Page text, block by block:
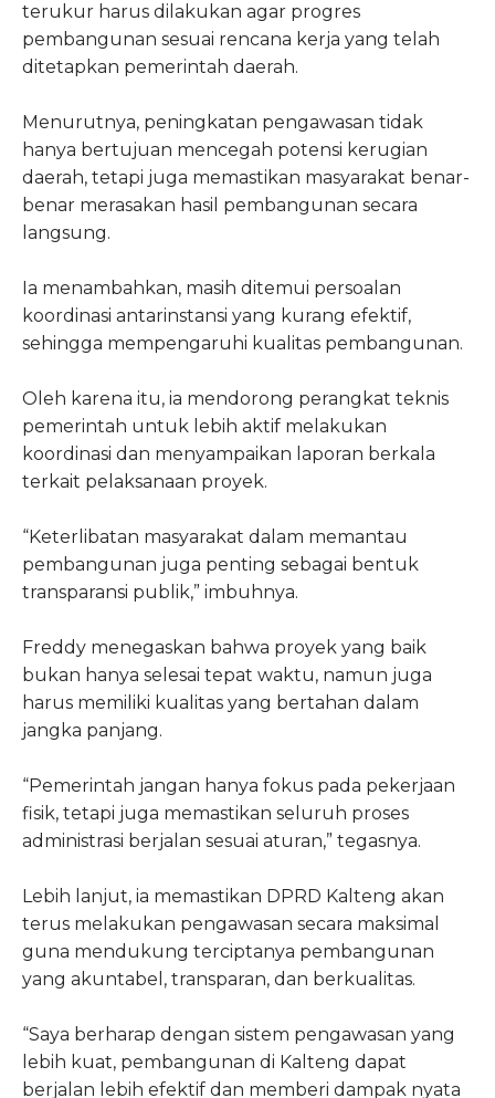
terukur harus dilakukan agar progres
pembangunan sesuai rencana kerja yang telah
ditetapkan pemerintah daerah.
Menurutnya, peningkatan pengawasan tidak
hanya bertujuan mencegah potensi kerugian
daerah, tetapi juga memastikan masyarakat benar-
benar merasakan hasil pembangunan secara
langsung.
Ia menambahkan, masih ditemui persoalan
koordinasi antarinstansi yang kurang efektif,
sehingga mempengaruhi kualitas pembangunan.
Oleh karena itu, ia mendorong perangkat teknis
pemerintah untuk lebih aktif melakukan
koordinasi dan menyampaikan laporan berkala
terkait pelaksanaan proyek.
“Keterlibatan masyarakat dalam memantau
pembangunan juga penting sebagai bentuk
transparansi publik,” imbuhnya.
Freddy menegaskan bahwa proyek yang baik
bukan hanya selesai tepat waktu, namun juga
harus memiliki kualitas yang bertahan dalam
jangka panjang.
“Pemerintah jangan hanya fokus pada pekerjaan
fisik, tetapi juga memastikan seluruh proses
administrasi berjalan sesuai aturan,” tegasnya.
Lebih lanjut, ia memastikan DPRD Kalteng akan
terus melakukan pengawasan secara maksimal
guna mendukung terciptanya pembangunan
yang akuntabel, transparan, dan berkualitas.
“Saya berharap dengan sistem pengawasan yang
lebih kuat, pembangunan di Kalteng dapat
berjalan lebih efektif dan memberi dampak nyata